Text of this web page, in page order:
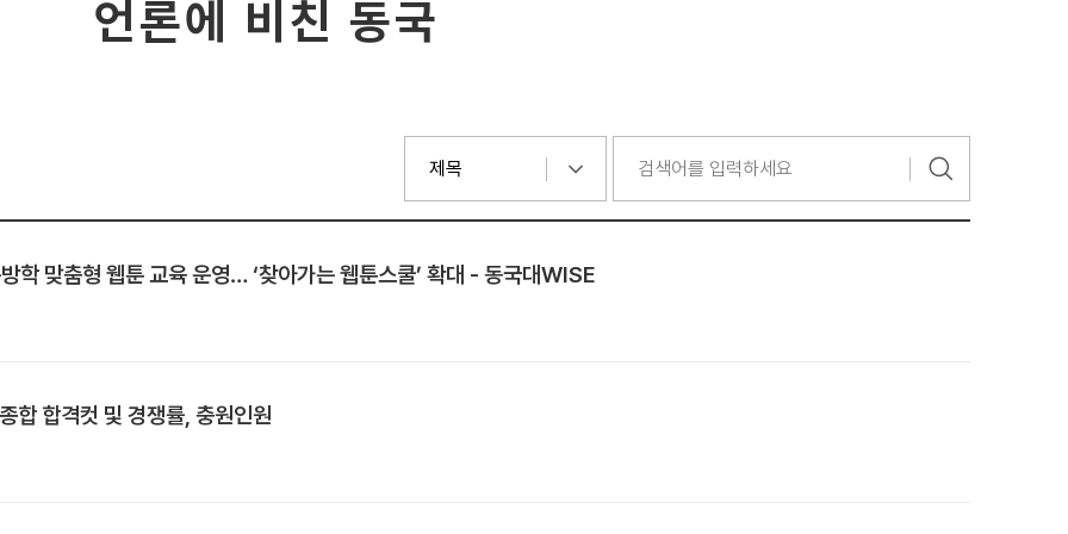
언론에 비친 동국
학 맞춤형 웹툰 교육 운영… ‘찾아가는 웹툰스쿨’ 확대 - 동국대WISE
합격컷 및 경쟁률, 충원인원